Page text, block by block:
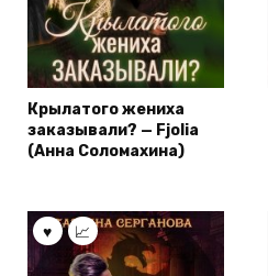
Крылатого жениха
заказывали? — Fjolia
(Анна Соломахина)